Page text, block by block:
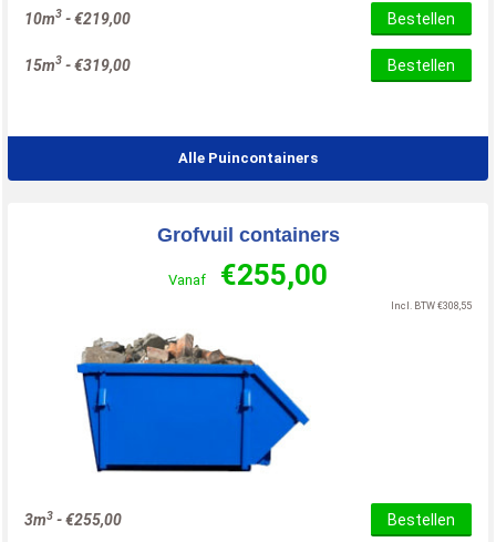
10m3 -€219,00 Bestellen
15m3 -€319,00 Bestellen
Alle Puincontainers
Grofvuil containers
Vanaf €255,00
Incl. BTW €308,55
3m3 -€255,00 Bestellen